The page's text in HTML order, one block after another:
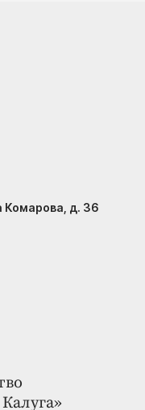
Комарова, д. 36